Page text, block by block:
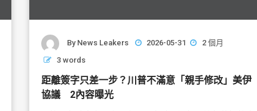
By News Leakers 2026-05-31
2 個月
3 words
距離簽字只差一步？川普不滿意「親手修改」美伊
協議 2內容曝光